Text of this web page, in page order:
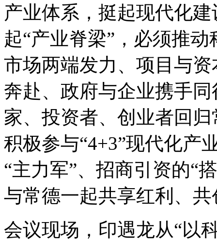
产业体系，挺起现代化
起“产业脊梁”，必须推
市场两端发力、项目与
奔赴、政府与企业携手
家、投资者、创业者回
积极参与“4+3”现代化产
“主力军”、招商引资的“
与常德一起共享红利、
会议现场，印遇龙从“以